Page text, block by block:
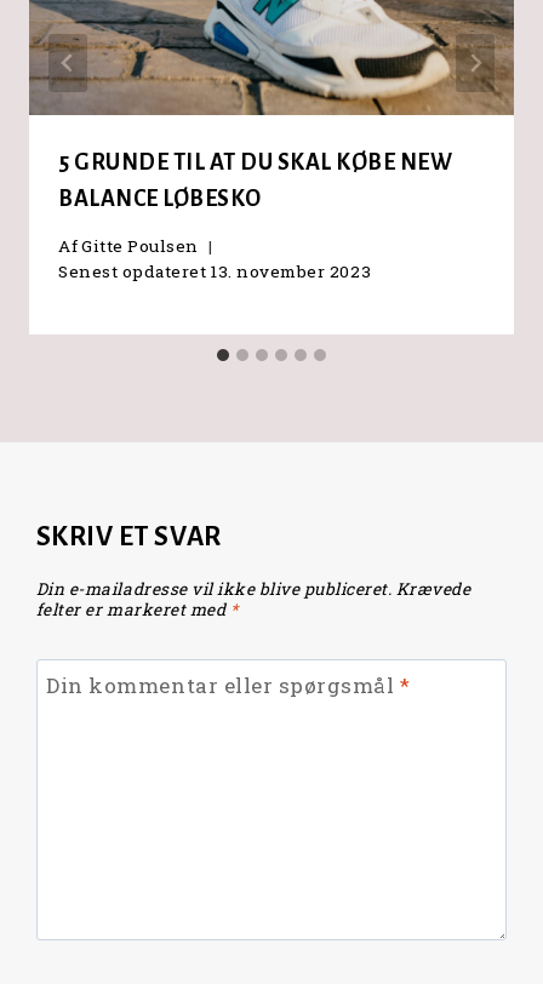
5 GRUNDE TIL AT DU SKAL KØBE NEW
BALANCE LØBESKO
AfGitte Poulsen
Senest opdateret 13. november 2023
SKRIV ET SVAR
Din e-mailadresse vil ikke blive publiceret. Krævede
felter er markeret med *
Din kommentar eller spørgsmål *